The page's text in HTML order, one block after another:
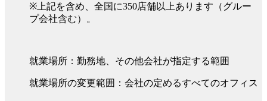
※上記を含め、全国に350店舗以上あります（グルー
プ会社含む）。
就業場所：勤務地、その他会社が指定する範囲
就業場所の変更範囲：会社の定めるすべてのオフィス